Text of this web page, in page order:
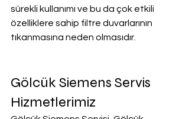
sürekli kullanımı ve bu da çok etkili
özelliklere sahip filtre duvarlarının
tıkanmasına neden olmasıdır.
Gölcük Siemens Servis
Hizmetlerimiz